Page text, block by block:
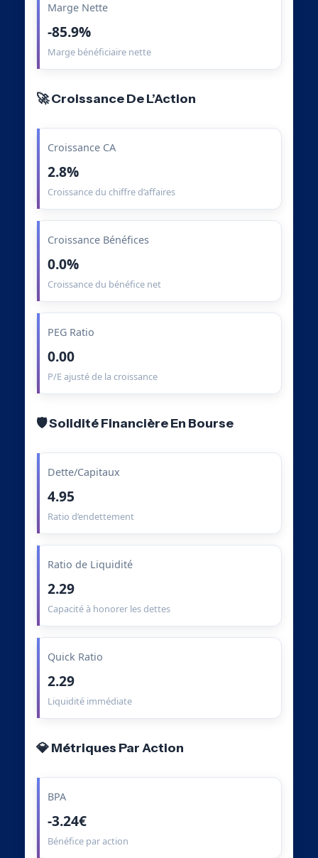
Marge Nette
-85.9%
Marge bénéficiaire nette
🚀 Croissance De L’Action
Croissance CA
2.8%
Croissance du chiffre d’affaires
Croissance Bénéfices
0.0%
Croissance du bénéfice net
PEG Ratio
0.00
P/E ajusté de la croissance
🛡️ Solidité Financière En Bourse
Dette/Capitaux
4.95
Ratio d’endettement
Ratio de Liquidité
2.29
Capacité à honorer les dettes
Quick Ratio
2.29
Liquidité immédiate
💎 Métriques Par Action
BPA
-3.24€
Bénéfice par action